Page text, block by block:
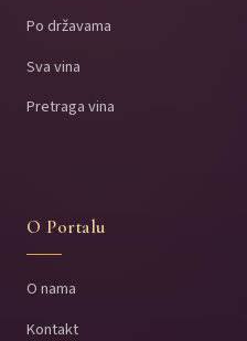
Po državama
Sva vina
Pretraga vina
O Portalu
O nama
Kontakt